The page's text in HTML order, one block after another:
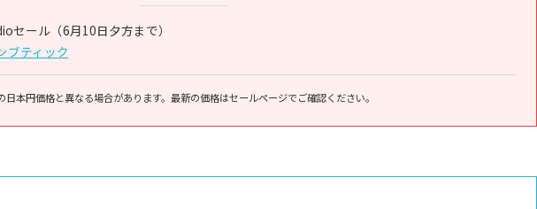
セール（6月10日夕方まで）
ブティック
本円価格と異なる場合があります。最新の価格はセールページでご確認ください。